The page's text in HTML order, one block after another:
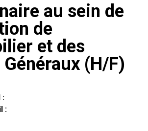
au sein de
de
et des
(H/F)
:
: